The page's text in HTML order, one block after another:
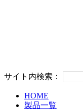
サイト内検索：
HOME
製品一覧